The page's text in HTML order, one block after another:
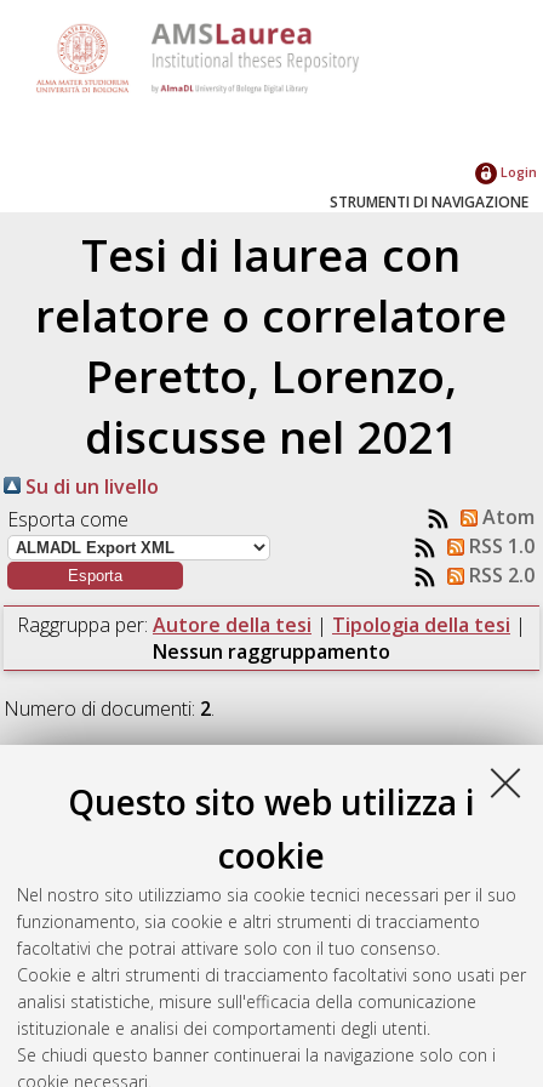
Questo sito web utilizza i
cookie
Nel nostro sito utilizziamo sia cookie tecnici necessari per il suo
funzionamento, sia cookie e altri strumenti di tracciamento
facoltativi che potrai attivare solo con il tuo consenso.
Cookie e altri strumenti di tracciamento facoltativi sono usati per
analisi statistiche, misure sull'efficacia della comunicazione
istituzionale e analisi dei comportamenti degli utenti.
Se chiudi questo banner continuerai la navigazione solo con i
cookie necessari.
Login
STRUMENTI DI NAVIGAZIONE
Tesi di laurea con
relatore o correlatore
Peretto, Lorenzo,
discusse nel 2021
Su di un livello
Esporta come
Atom
RSS 1.0
RSS 2.0
Raggruppa per: Autore della tesi | Tipologia della tesi |
Nessun raggruppamento
Numero di documenti: 2.
Al Abed, Isrà(2021)Measurement System at Large Bandwidth
[Laurea
magistrale], Università di Bologna, Corso di Studio in
Becci, Andrea(2021)Comparison between fault location
methods in distribution grid using PMU measurements.
[Laurea magistrale], Università di Bologna, Corso di Studio in
Ingegneria dell'energia elettrica [LM-DM270]
Questa lista e' stata generata ilFri Aug 7 11:01:08 2026 CEST